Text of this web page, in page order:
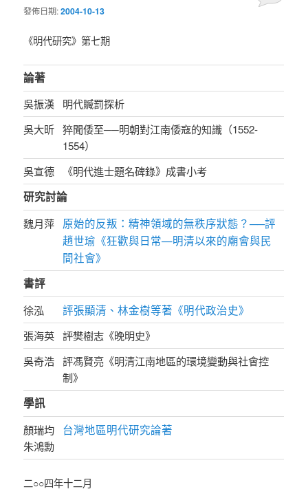
發佈日期:2004-10-13
《明代研究》第七期
論著
吳振漢
明代贓罰探析
吳大昕 猝聞倭至──明朝對江南倭寇的知識（1552-
1554）
吳宣德
《明代進士題名碑錄》成書小考
研究討論
魏月萍
原始的反叛：精神領域的無秩序狀態？──評
趙世瑜《狂歡與日常—明清以來的廟會與民
間社會》
書評
徐泓 評張顯清、林金樹等著《明代政治史》
張海英 評樊樹志《晚明史》
吳奇浩 評馮賢亮《明清江南地區的環境變動與社會控
制》
學訊
顏瑞均
朱鴻勳
台灣地區明代研究論著
二○○四年十二月